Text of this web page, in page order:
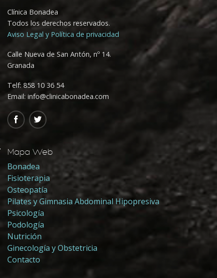
Clínica Bonadea
Todos los derechos reservados.
Aviso Legal y Política de privacidad
Calle Nueva de San Antón, nº 14.
Granada
Telf: 858 10 36 54
Email: info@clinicabonadea.com
Mapa Web
Bonadea
Fisioterapia
Osteopatía
Pilates y Gimnasia Abdominal Hipopresiva
Psicología
Podología
Nutrición
Ginecología y Obstetricia
Contacto